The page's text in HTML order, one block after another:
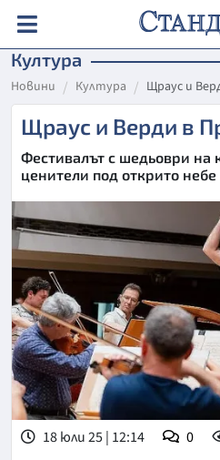
Култура
Новини Култура Щраус и
Щраус и Верди в
Фестивалът с шедьоври на
ценители под открито небе
18 юли 25 | 12:14 0